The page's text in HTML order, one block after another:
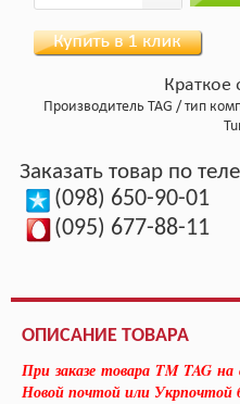
Краткое
Производитель TAG тип
Заказать товар по
(098) 650-90-01
(095) 677-88-11
ОПИСАНИЕ ТОВАРА
При заказе товара TM TAG
Новой почтой или Укрпочтой